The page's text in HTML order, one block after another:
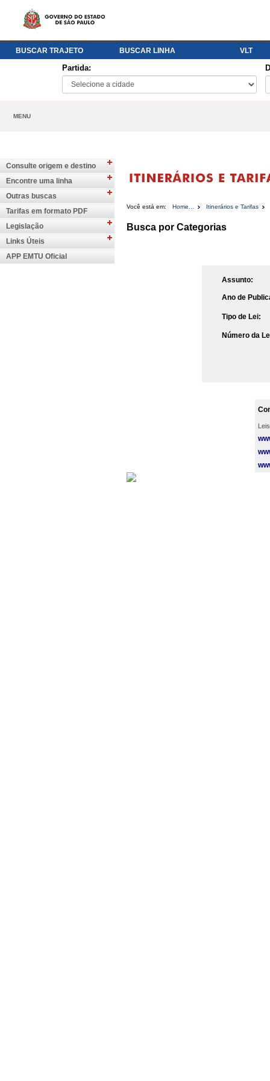
BUSCAR TRAJETO BUSCAR LINHA VLT
Partida:
MENU
Consulte origem e destino
Encontre uma linha
Outras buscas
Tarifas em formato PDF
Legislação
Links Úteis
APP EMTU Oficial
Você está em: Home... Itinerários e Tarifas
Busca por Categorias